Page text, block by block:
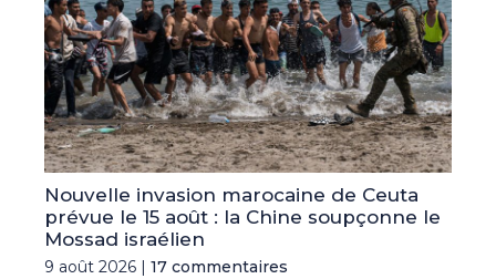
Nouvelle invasion marocaine de Ceuta
prévue le 15 août : la Chine soupçonne le
Mossad israélien
9 août 2026 | 17 commentaires